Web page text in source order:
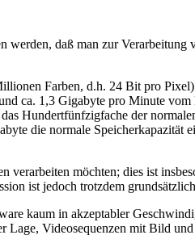
werden, daß man zur
Farben, d.h. 24 Bit pro
ca. 1,3 Gigabyte pro Minute vom
Hundertfünfzigfache der
die normale Speicherkapazität
möchten; dies ist
ist jedoch trotzdem
kaum in akzeptabler
Videosequenzen mit Bild